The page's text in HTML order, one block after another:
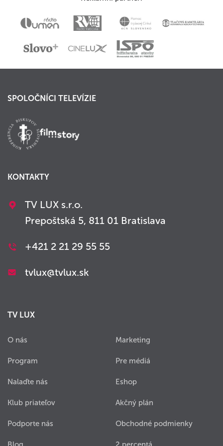
SPOLOČNÍCI TELEVÍZIE
KONTAKTY
TV LUX s.r.o.
Prepoštská 5, 811 01 Bratislava
+421 2 21 29 55 55
tvlux@tvlux.sk
TV LUX
O nás
Program
Nalaďte nás
Klub priateľov
Podporte nás
Marketing
Pre médiá
Eshop
Akčný plán
Obchodné podmienky